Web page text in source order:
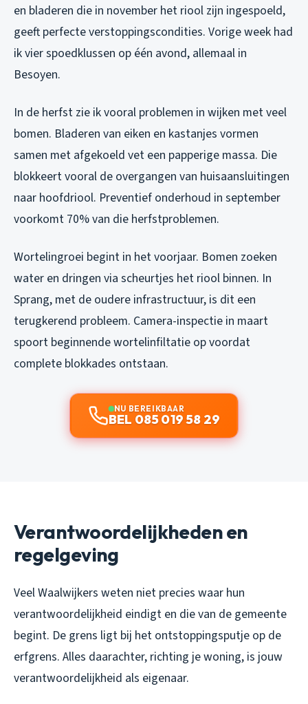
en bladeren die in november het riool zijn ingespoeld,
geeft perfecte verstoppingscondities. Vorige week had
ik vier spoedklussen op één avond, allemaal in
Besoyen.
In de herfst zie ik vooral problemen in wijken met veel
bomen. Bladeren van eiken en kastanjes vormen
samen met afgekoeld vet een papperige massa. Die
blokkeert vooral de overgangen van huisaansluitingen
naar hoofdriool. Preventief onderhoud in september
voorkomt 70% van die herfstproblemen.
Wortelingroei begint in het voorjaar. Bomen zoeken
water en dringen via scheurtjes het riool binnen. In
Sprang, met de oudere infrastructuur, is dit een
terugkerend probleem. Camera-inspectie in maart
spoort beginnende wortelinfiltatie op voordat
complete blokkades ontstaan.
NU BEREIKBAAR
BEL 085 019 58 29
Verantwoordelijkheden en
regelgeving
Veel Waalwijkers weten niet precies waar hun
verantwoordelijkheid eindigt en die van de gemeente
begint. De grens ligt bij het ontstoppingsputje op de
erfgrens. Alles daarachter, richting je woning, is jouw
verantwoordelijkheid als eigenaar.